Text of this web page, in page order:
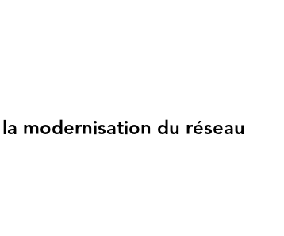
modernisation du réseau